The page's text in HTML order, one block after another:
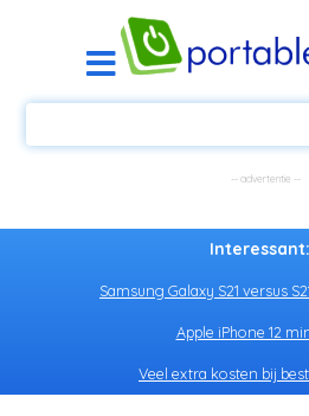
Interessant:
Samsung Galaxy S21 versus
Apple iPhone 12
Veel extra kosten bij